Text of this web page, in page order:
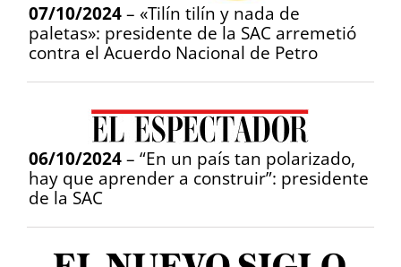
07/10/2024 – «Tilín tilín y nada de
paletas»: presidente de la SAC arremetió
contra el Acuerdo Nacional de Petro
06/10/2024 – “En un país tan polarizado,
hay que aprender a construir”: presidente
de la SAC